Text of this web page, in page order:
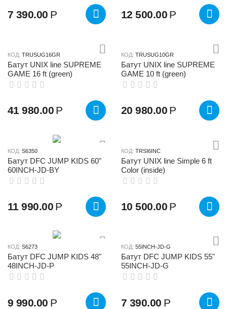
7 390.00 Р 12 500.00 Р
КОД: TRUSUG16GR
Батут UNIX line SUPREME
GAME 16 ft (green)
41 980.00 Р
КОД: TRUSUG10GR
Батут UNIX line SUPREME
GAME 10 ft (green)
20 980.00 Р
КОД: S6350
Батут DFC JUMP KIDS 60"
60INCH-JD-BY
11 990.00 Р
КОД: TRSI6INC
Батут UNIX line Simple 6 ft
Color (inside)
10 500.00 Р
КОД: S6273
Батут DFC JUMP KIDS 48"
48INCH-JD-P
9 990.00 Р
КОД: 55INCH-JD-G
Батут DFC JUMP KIDS 55"
55INCH-JD-G
7 390.00 Р